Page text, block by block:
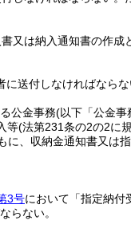
又は納入通知書の作成
送付しなければならな
公金事務(以下「公金事
等(法第231条の2の2に
、収納金通知書又は
3号において「指定納付
らない。